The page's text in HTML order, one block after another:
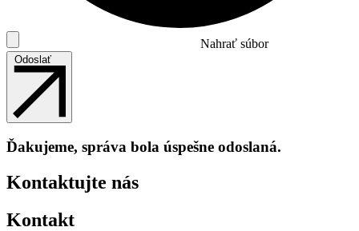
Nahrať súbor
Odoslať
Ďakujeme, správa bola úspešne odoslaná.
Kontaktujte nás
Kontakt